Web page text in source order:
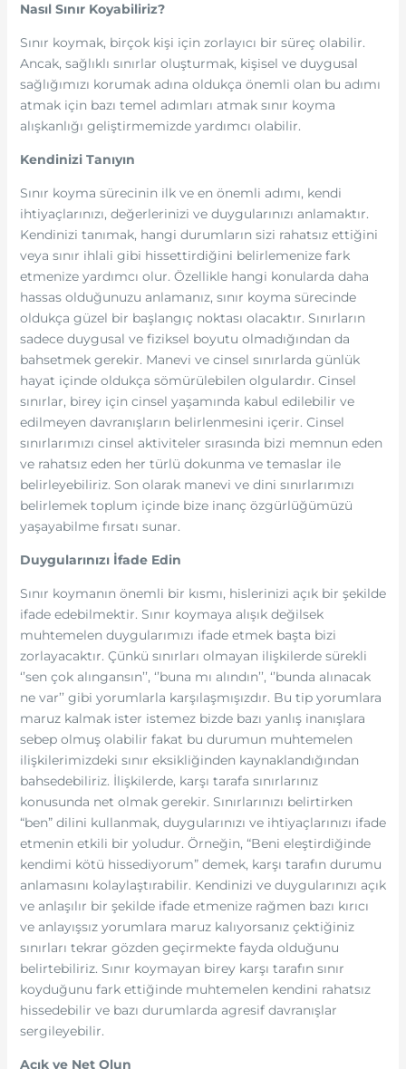
Nasıl Sınır Koyabiliriz?
Sınır koymak, birçok kişi için zorlayıcı bir süreç olabilir.
Ancak, sağlıklı sınırlar oluşturmak, kişisel ve duygusal
sağlığımızı korumak adına oldukça önemli olan bu adımı
atmak için bazı temel adımları atmak sınır koyma
alışkanlığı geliştirmemizde yardımcı olabilir.
Kendinizi Tanıyın
Sınır koyma sürecinin ilk ve en önemli adımı, kendi
ihtiyaçlarınızı, değerlerinizi ve duygularınızı anlamaktır.
Kendinizi tanımak, hangi durumların sizi rahatsız ettiğini
veya sınır ihlali gibi hissettirdiğini belirlemenize fark
etmenize yardımcı olur. Özellikle hangi konularda daha
hassas olduğunuzu anlamanız, sınır koyma sürecinde
oldukça güzel bir başlangıç noktası olacaktır. Sınırların
sadece duygusal ve fiziksel boyutu olmadığından da
bahsetmek gerekir. Manevi ve cinsel sınırlarda günlük
hayat içinde oldukça sömürülebilen olgulardır. Cinsel
sınırlar, birey için cinsel yaşamında kabul edilebilir ve
edilmeyen davranışların belirlenmesini içerir. Cinsel
sınırlarımızı cinsel aktiviteler sırasında bizi memnun eden
ve rahatsız eden her türlü dokunma ve temaslar ile
belirleyebiliriz. Son olarak manevi ve dini sınırlarımızı
belirlemek toplum içinde bize inanç özgürlüğümüzü
yaşayabilme fırsatı sunar.
Duygularınızı İfade Edin
Sınır koymanın önemli bir kısmı, hislerinizi açık bir şekilde
ifade edebilmektir. Sınır koymaya alışık değilsek
muhtemelen duygularımızı ifade etmek başta bizi
zorlayacaktır. Çünkü sınırları olmayan ilişkilerde sürekli
‘’sen çok alıngansın’’, ‘’buna mı alındın’’, ‘’bunda alınacak
ne var’’ gibi yorumlarla karşılaşmışızdır. Bu tip yorumlara
maruz kalmak ister istemez bizde bazı yanlış inanışlara
sebep olmuş olabilir fakat bu durumun muhtemelen
ilişkilerimizdeki sınır eksikliğinden kaynaklandığından
bahsedebiliriz. İlişkilerde, karşı tarafa sınırlarınız
konusunda net olmak gerekir. Sınırlarınızı belirtirken
“ben” dilini kullanmak, duygularınızı ve ihtiyaçlarınızı ifade
etmenin etkili bir yoludur. Örneğin, “Beni eleştirdiğinde
kendimi kötü hissediyorum” demek, karşı tarafın durumu
anlamasını kolaylaştırabilir. Kendinizi ve duygularınızı açık
ve anlaşılır bir şekilde ifade etmenize rağmen bazı kırıcı
ve anlayışsız yorumlara maruz kalıyorsanız çektiğiniz
sınırları tekrar gözden geçirmekte fayda olduğunu
belirtebiliriz. Sınır koymayan birey karşı tarafın sınır
koyduğunu fark ettiğinde muhtemelen kendini rahatsız
hissedebilir ve bazı durumlarda agresif davranışlar
sergileyebilir.
Açık ve Net Olun